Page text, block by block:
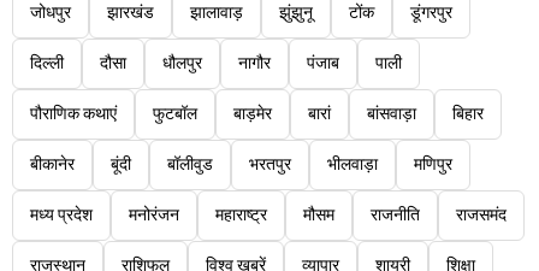
जोधपुर झारखंड झालावाड़ झुंझुनू टोंक डूंगरपुर
दिल्ली दौसा धौलपुर नागौर पंजाब पाली
पौराणिक कथाएं फुटबॉल बाड़मेर बारां बांसवाड़ा बिहार
बीकानेर बूंदी बॉलीवुड भरतपुर भीलवाड़ा मणिपुर
मध्य प्रदेश मनोरंजन महाराष्ट्र मौसम राजनीति राजसमंद
राजस्थान राशिफल विश्व ख़बरें व्यापार शायरी शिक्षा